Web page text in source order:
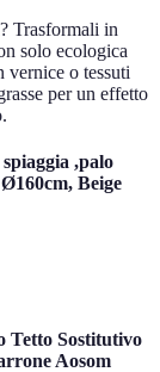
Trasformali in
solo ecologica
vernice o tessuti
per un effetto
,palo
Beige
Tetto Sostitutivo
Aosom